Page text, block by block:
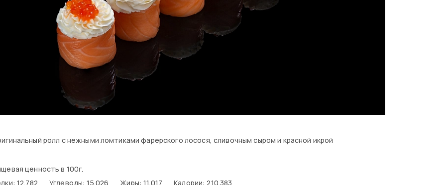
ролл с нежными ломтиками фарерского лосося, сливочным сыром и красной икрой
ценность в 100г.
12.782
Углеводы: 15.026 Жиры: 11.017 Калории: 210.383